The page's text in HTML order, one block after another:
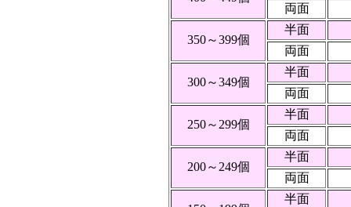
両面
350～399個
半面
両面
300～349個
半面
両面
250～299個
半面
両面
200～249個
半面
両面
半面